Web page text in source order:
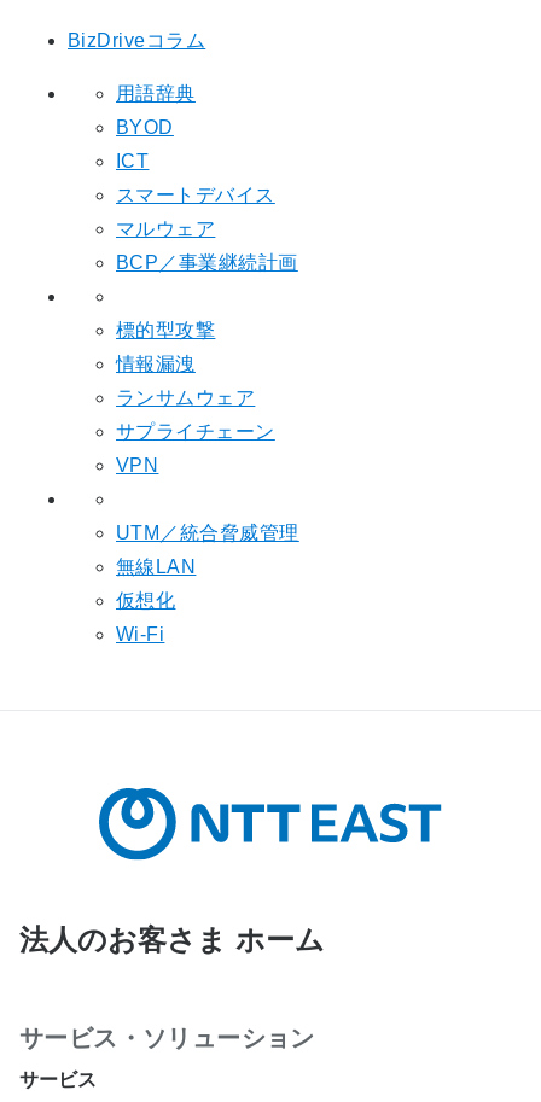
BizDriveコラム
用語辞典
BYOD
ICT
スマートデバイス
マルウェア
BCP／事業継続計画
標的型攻撃
情報漏洩
ランサムウェア
サプライチェーン
VPN
UTM／統合脅威管理
無線LAN
仮想化
Wi-Fi
法人のお客さま ホーム
サービス・ソリューション
サービス